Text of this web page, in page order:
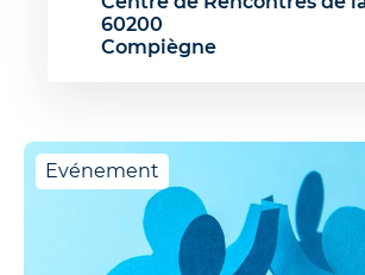
60200
Compiègne
Evénement